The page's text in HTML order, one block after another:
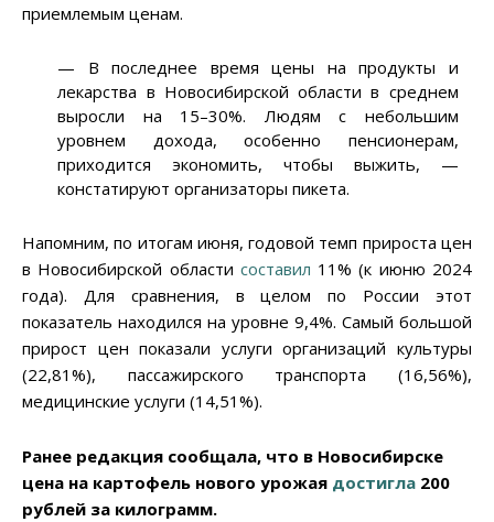
приемлемым ценам.
— В последнее время цены на продукты и
лекарства в Новосибирской области в среднем
выросли на 15–30%. Людям с небольшим
уровнем дохода, особенно пенсионерам,
приходится экономить, чтобы выжить, —
констатируют организаторы пикета.
Напомним, по итогам июня, годовой темп прироста цен
в Новосибирской области составил 11% (к июню 2024
года). Для сравнения, в целом по России этот
показатель находился на уровне 9,4%. Самый большой
прирост цен показали услуги организаций культуры
(22,81%), пассажирского транспорта (16,56%),
медицинские услуги (14,51%).
Ранее редакция сообщала, что в Новосибирске
цена на картофель нового урожая достигла 200
рублей за килограмм.